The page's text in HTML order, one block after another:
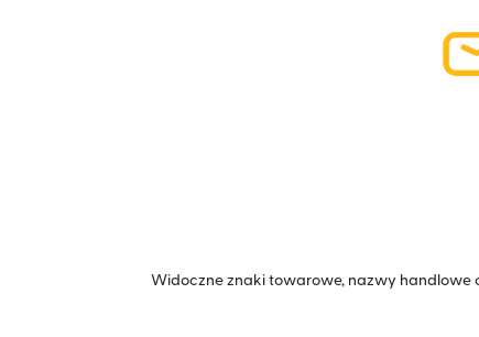
Widoczne znaki towarowe, nazwy handlowe